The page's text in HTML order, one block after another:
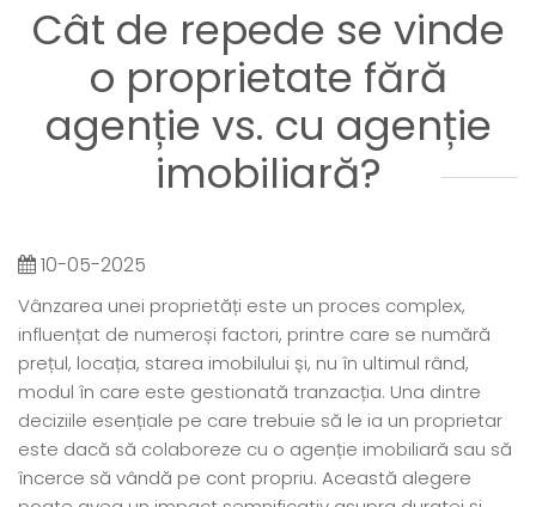
Cât de repede se vinde
o proprietate fără
agenție vs. cu agenție
imobiliară?
10-05-2025
Vânzarea unei proprietăți este un proces complex,
influențat de numeroși factori, printre care se numără
prețul, locația, starea imobilului și, nu în ultimul rând,
modul în care este gestionată tranzacția. Una dintre
deciziile esențiale pe care trebuie să le ia un proprietar
este dacă să colaboreze cu o agenție imobiliară sau să
încerce să vândă pe cont propriu. Această alegere